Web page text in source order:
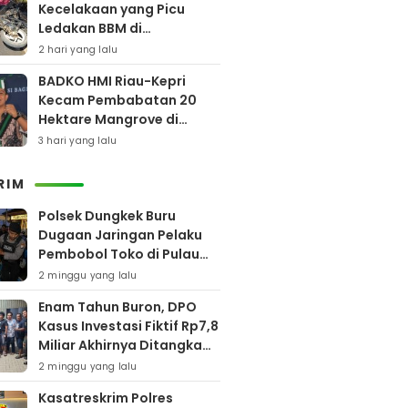
Kecelakaan yang Picu
Ledakan BBM di
Pamekasan
2 hari yang lalu
BADKO HMI Riau-Kepri
Kecam Pembabatan 20
Hektare Mangrove di
Bengkalis
3 hari yang lalu
Polsek Dungkek Buru
Dugaan Jaringan Pelaku
Pembobol Toko di Pulau
Gili Iyang
2 minggu yang lalu
Enam Tahun Buron, DPO
Kasus Investasi Fiktif Rp7,8
Miliar Akhirnya Ditangkap
Polres Pamekasan
2 minggu yang lalu
Kasatreskrim Polres